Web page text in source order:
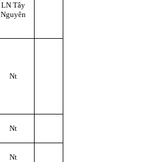
LN Tây
Nguyên
Nt
Nt
Nt